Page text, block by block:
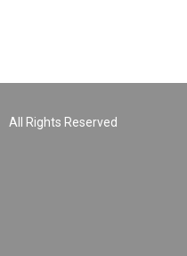
All Rights Reserved